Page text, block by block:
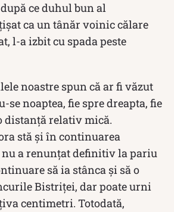
ce duhul bun al
ca un tânăr voinic călare
l-a izbit cu spada peste
noastre spun că ar fi văzut
se noap­tea, fie spre dreapta, fie
distanţă relativ mică.
stă și în continuarea
a renunţat definitiv la pariu
să ia stânca şi să o
Bistriței, dar poate urni
centimetri. Totodată,